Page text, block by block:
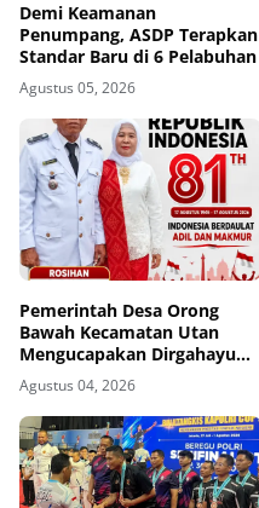
Demi Keamanan
Penumpang, ASDP Terapkan
Standar Baru di 6 Pelabuhan
Agustus 05, 2026
Pemerintah Desa Orong
Bawah Kecamatan Utan
Mengucapakan Dirgahayu
Republik Indonesia ke-81
Agustus 04, 2026